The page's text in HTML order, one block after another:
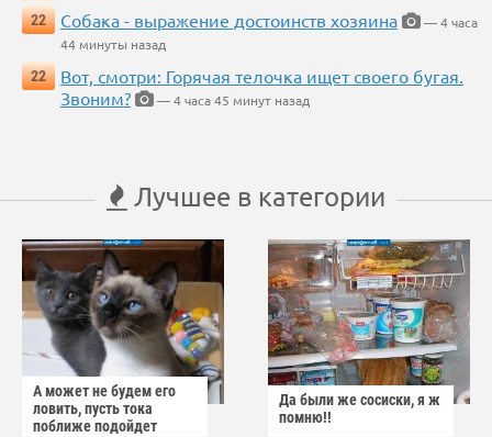
22
Собака - выражение достоинств хозяина
— 4 часа
44 минуты назад
22
Вот, смотри: Горячая телочка ищет своего бугая.
Звоним?
— 4 часа 45 минут назад
Лучшее в категории
А может не будем его
ловить, пусть тока
поближе подойдет
Да были же сосиски, я ж
помню!!